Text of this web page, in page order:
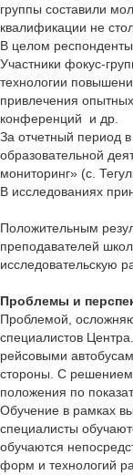
группы составили
квалификации не
В целом
Участники фокус-
технологии
привлечения
конференций и др.
За отчетный период
образовательной
мониторинг» (с.
В исследованиях
Положительным
преподавателей
исследовательскую
Проблемы и
Проблемой,
специалистов
рейсовыми
стороны. С
положения по
Обучение в рамках
специалисты
обучаются
форм и технологий